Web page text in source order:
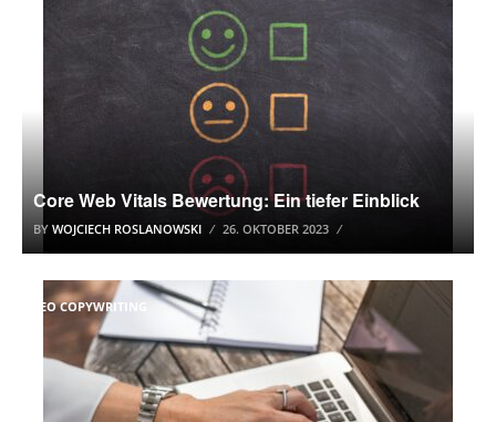
Core Web Vitals Bewertung: Ein tiefer Einblick
BY WOJCIECH ROSLANOWSKI 26. OKTOBER 2023
SEO COPYWRITING